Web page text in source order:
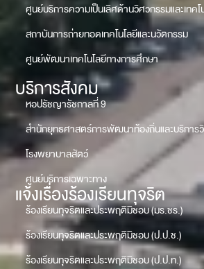
ศูนย์บริการความเป็นเลิศด้านวิศวกรรมและเทคโ
สถาบันการถ่ายทอดเทคโนโลยีและนวัตกรรม
ศูนย์พัฒนาเทคโนโลยีทางการศึกษา
บริการสังคม
หอปรัชญารัชกาลที่ 9
สำนักยุทธศาสตร์การพัฒนาท้องถิ่นและบริการ
โรงพยาบาลสัตว์
ศูนย์บริการเฉพาะทาง
แจ้งเรื่องร้องเรียนทุจริต
ร้องเรียนทุจริตและประพฤติมิชอบ (มร.ชร.)
ร้องเรียนทุจริตและประพฤติมิชอบ (ป.ป.ช.)
ร้องเรียนทุจริตและประพฤติมิชอบ (ป.ป.ท.)